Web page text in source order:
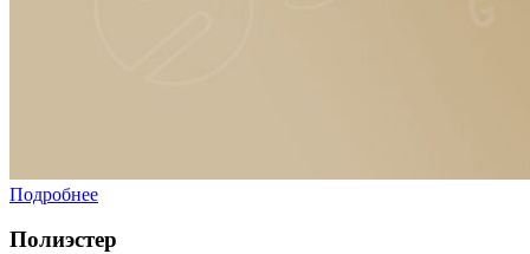
Подробнее
Полиэстер